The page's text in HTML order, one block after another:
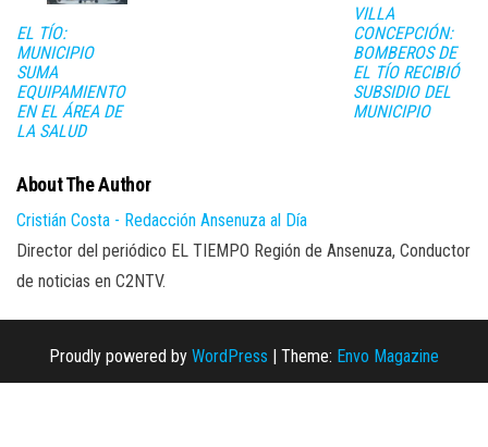
EL TÍO:
MUNICIPIO
SUMA
EQUIPAMIENTO
EN EL ÁREA DE
LA SALUD
VILLA
CONCEPCIÓN:
BOMBEROS DE
EL TÍO RECIBIÓ
SUBSIDIO DEL
MUNICIPIO
About The Author
Cristián Costa - Redacción Ansenuza al Día
Director del periódico EL TIEMPO Región de Ansenuza, Conductor
de noticias en C2NTV.
Proudly powered by WordPress Theme: Envo Magazine